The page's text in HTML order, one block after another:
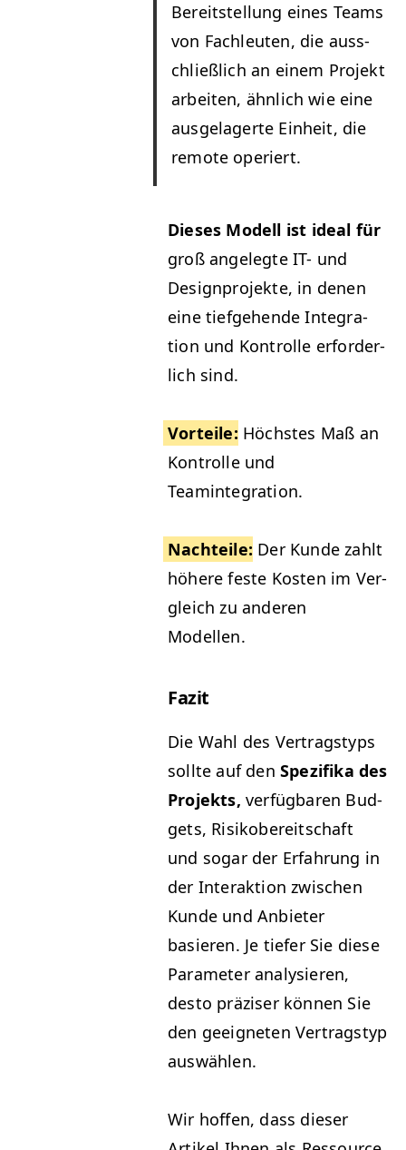
Bere­it­stel­lung eines Teams
von Fach­leuten, die auss­
chließlich an einem Pro­jekt
arbeit­en, ähn­lich wie eine
aus­ge­lagerte Ein­heit, die
remote operiert.
Dieses Mod­ell ist ide­al für
groß angelegte IT- und
Design­pro­jek­te, in denen
eine tiefge­hende Inte­gra­
tion und Kon­trolle erforder­
lich sind.
Vorteile: Höch­stes Maß an
Kon­trolle und
Teamintegration.
Nachteile: Der Kunde zahlt
höhere feste Kosten im Ver­
gle­ich zu anderen
Modellen.
Faz­it
Die Wahl des Ver­tragstyps
sollte auf den Spez­i­fi­ka des
Pro­jek­ts, ver­füg­baren Bud­
gets, Risikobere­itschaft
und sog­ar der Erfahrung in
der Inter­ak­tion zwis­chen
Kunde und Anbi­eter
basieren. Je tiefer Sie diese
Para­me­ter analysieren,
desto präzis­er kön­nen Sie
den geeigneten Ver­tragstyp
auswählen.
Wir hof­fen, dass dieser